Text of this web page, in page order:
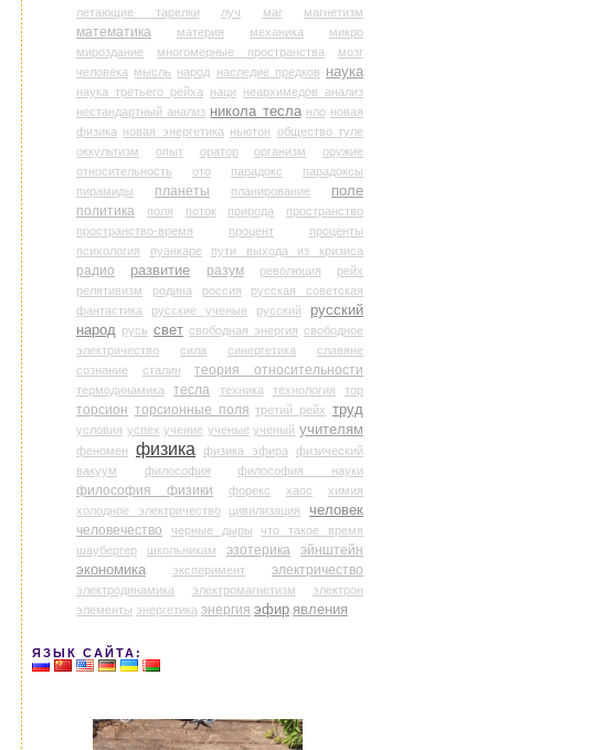
летающие тарелки
луч маг магнетизм
математика материя механика
микро
мироздание
многомерные пространства
мозг
человека мысль народ наследие предков наука
наука третьего рейха наци
неархимедов анализ
нестандартный анализ никола тесла нло новая
физика новая энергетика ньютон общество туле
оккультизм
опыт оратор организм
оружие
относительность
ото парадокс
парадоксы
пирамиды
планеты планирование
поле
политика
поля поток природа
пространство
пространство-время
процент
проценты
психология
пуанкаре пути выхода из кризиса
радио развитие разум революция
рейх
релятивизм
родина россия
русская советская
фантастика
русские ученые русский
русский
народ русь свет свободная энергия свободное
электричество
сила синергетика
славяне
сознание
сталин теория относительности
термодинамика тесла техника технология тор
торсион торсионные поля третий рейх труд
условия успех учение ученые ученый учителям
феномен физика физика эфира
физический
вакуум
философия философия науки
философия физики форекс хаос
химия
холодное электричество
цивилизация человек
человечество черные дыры
что такое время
шаубергер
школьникам эзотерика
эйнштейн
экономика
эксперимент электричество
электродинамика электромагнетизм
электрон
элементы энергетика энергия эфир явления
ЯЗЫК САЙТА: